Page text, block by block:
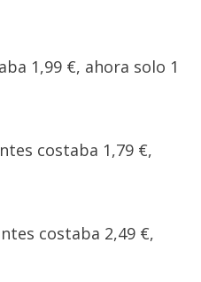
1,99 €, ahora solo 1
costaba 1,79 €,
costaba 2,49 €,